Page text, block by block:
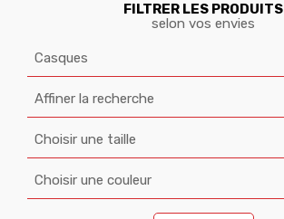
FILTRER LES PRODUITS
selon vos envies
Casques
Affiner la recherche
Choisir une taille
Choisir une couleur